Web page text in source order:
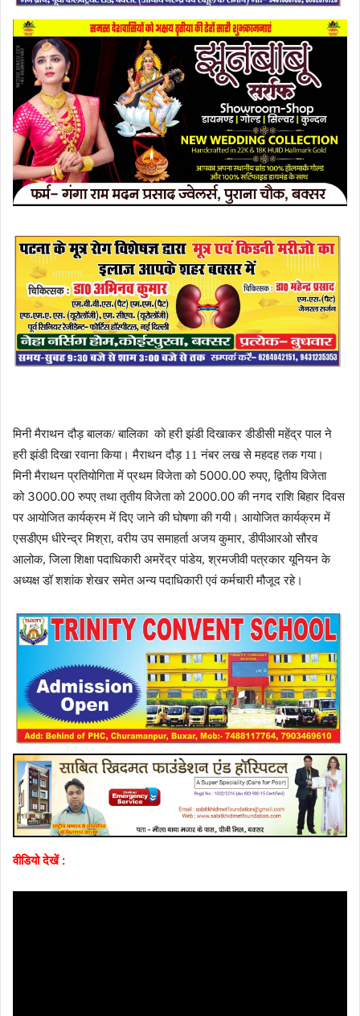
मिनी मैराथन दौड़ बालक/ बालिका को हरी झंडी दिखाकर डीडीसी महेंद्र पाल ने
हरी झंडी दिखा रवाना किया। मैराथन दौड़11नंबर लख से महदह तक गया।
मिनी मैराथन प्रतियोगिता में प्रथम विजेता को 5000.00रुपए,द्वितीय विजेता
को 3000.00रुपए तथा तृतीय विजेता को 2000.00की नगद राशि बिहार दिवस
पर आयोजित कार्यक्रम में दिए जाने की घोषणा की गयी। आयोजित कार्यक्रम में
एसडीएम धीरेन्द्र मिश्रा,वरीय उप समाहर्ता अजय कुमार,डीपीआरओ सौरव
आलोक,जिला शिक्षा पदाधिकारी अमरेंद्र पांडेय,श्रमजीवी पत्रकार यूनियन के
अध्यक्ष डॉ शशांक शेखर समेत अन्य पदाधिकारी एवं कर्मचारी मौजूद रहे।
वीडियो देखें :